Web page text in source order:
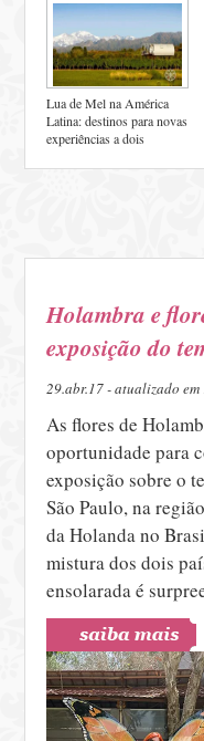
Lua de Mel na América
Latina: destinos para novas
experiências a dois
Holambra e
exposição do
29.abr.17 - atualizado
As flores de
oportunidade para
exposição sobre o
São Paulo, na
da Holanda no
mistura dos dois
ensolarada é